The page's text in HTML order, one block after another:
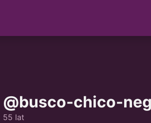
@busco-chico-
55 lat